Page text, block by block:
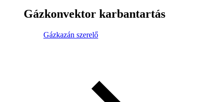
Gázkonvektor karbantartás
Gázkazán szerelő